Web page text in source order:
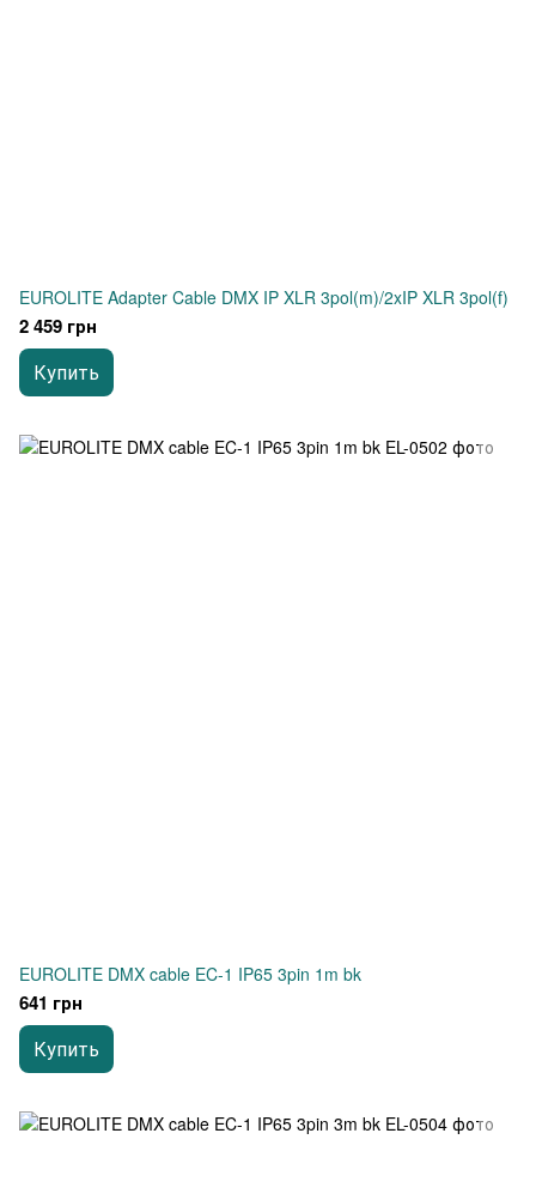
EUROLITE Adapter Cable DMX IP XLR 3pol(m)/2xIP XLR 3pol(f)
2 459 грн
Купить
EUROLITE DMX cable EC-1 IP65 3pin 1m bk
641 грн
Купить